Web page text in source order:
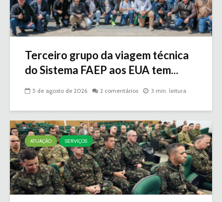
Terceiro grupo da viagem técnica
do Sistema FAEP aos EUA tem...
5 de agosto de 2026 2 comentários 3 min. leitura
ATUAÇÃO SERVIÇOS